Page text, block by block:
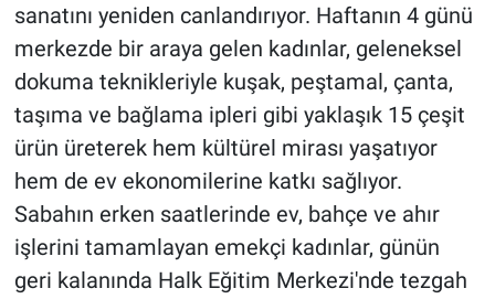
sanatını yeniden canlandırıyor. Haftanın 4 günü
merkezde bir araya gelen kadınlar, geleneksel
dokuma teknikleriyle kuşak, peştamal, çanta,
taşıma ve bağlama ipleri gibi yaklaşık 15 çeşit
ürün üreterek hem kültürel mirası yaşatıyor
hem de ev ekonomilerine katkı sağlıyor.
Sabahın erken saatlerinde ev, bahçe ve ahır
işlerini tamamlayan emekçi kadınlar, günün
geri kalanında Halk Eğitim Merkezi'nde tezgah